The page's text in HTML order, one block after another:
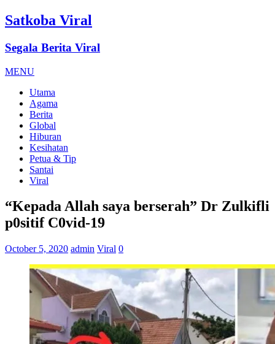
Satkoba Viral
Segala Berita Viral
MENU
Utama
Agama
Berita
Global
Hiburan
Kesihatan
Petua & Tip
Santai
Viral
“Kepada Allah saya berserah” Dr Zulkifli
p0sitif C0vid-19
October 5, 2020 admin Viral 0